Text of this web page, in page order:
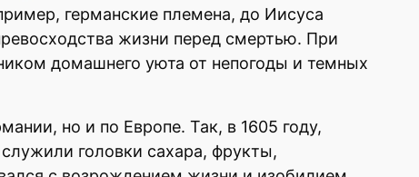
германские племена, до Иисуса
жизни перед смертью. При
домашнего уюта от непогоды и темных
но и по Европе. Так, в 1605 году,
головки сахара, фрукты,